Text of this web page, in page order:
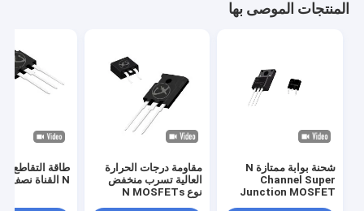
المنتجات الموصى بها
شحنة بوابة ممتازة N
Channel Super
Junction MOSFET
مقاومة درجات الحرارة
العالية تسرب منخفض
نوع N MOSFETs
طاقة التقاطع
N القناة نصف الموصل